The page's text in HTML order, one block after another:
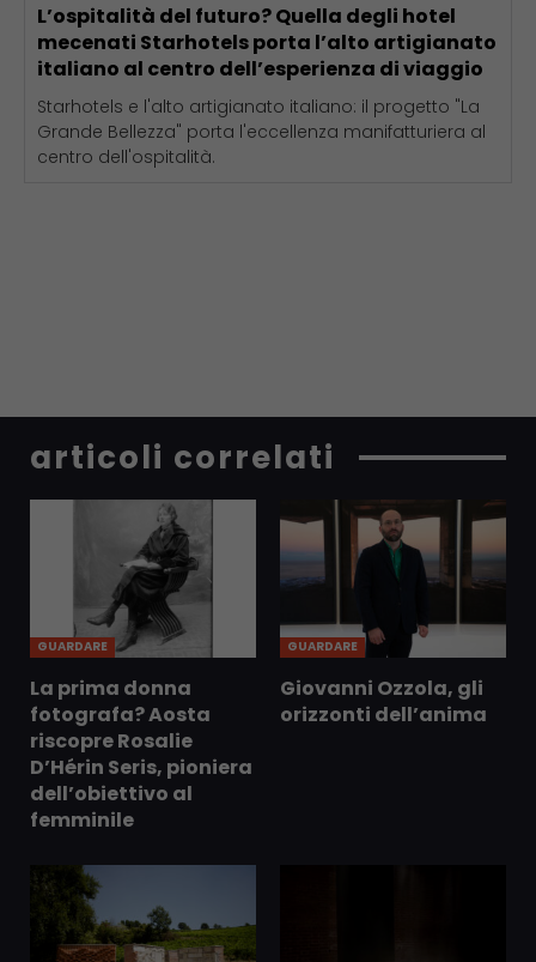
L’ospitalità del futuro? Quella degli hotel
mecenati Starhotels porta l’alto artigianato
italiano al centro dell’esperienza di viaggio
Starhotels e l'alto artigianato italiano: il progetto "La
Grande Bellezza" porta l'eccellenza manifatturiera al
centro dell'ospitalità.
articoli correlati
GUARDARE
La prima donna
fotografa? Aosta
riscopre Rosalie
D’Hérin Seris, pioniera
dell’obiettivo al
femminile
GUARDARE
Giovanni Ozzola, gli
orizzonti dell’anima